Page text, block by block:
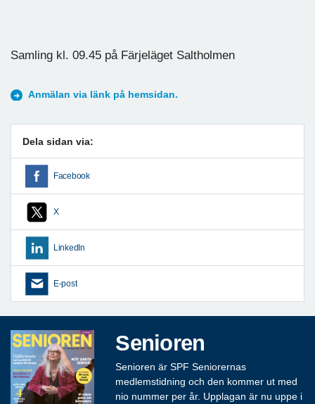
Samling kl. 09.45 på Färjeläget Saltholmen
Anmälan via länk på hemsidan.
Dela sidan via:
Facebook
X
LinkedIn
E-post
Senioren
Senioren är SPF Seniorernas
medlemstidning och den kommer ut med
nio nummer per år. Upplagan är nu uppe i